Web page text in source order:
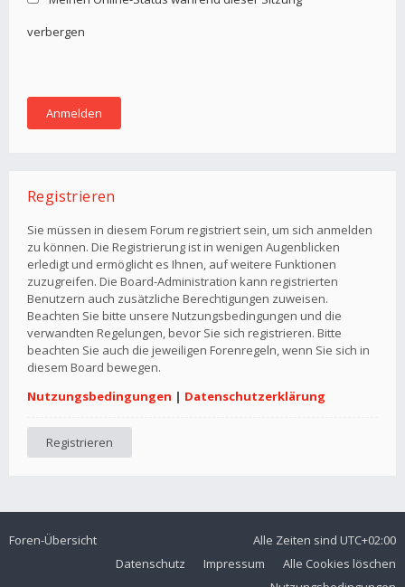
verbergen
Registrieren
Sie müssen in diesem Forum registriert sein, um sich anmelden
zu können. Die Registrierung ist in wenigen Augenblicken
erledigt und ermöglicht es Ihnen, auf weitere Funktionen
zuzugreifen. Die Board-Administration kann registrierten
Benutzern auch zusätzliche Berechtigungen zuweisen.
Beachten Sie bitte unsere Nutzungsbedingungen und die
verwandten Regelungen, bevor Sie sich registrieren. Bitte
beachten Sie auch die jeweiligen Forenregeln, wenn Sie sich in
diesem Board bewegen.
Nutzungsbedingungen | Datenschutzerklärung
Registrieren
Foren-Übersicht Alle Zeiten sind UTC+02:00
Alle Cookies löschen
Impressum
Datenschutz